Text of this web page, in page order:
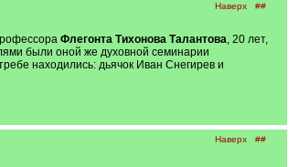
Наверх ##
Флегонта Тихонова Талантова, 20 лет,
были оной же духовной семинарии
находились: дьячок Иван Снегирев и
Наверх ##